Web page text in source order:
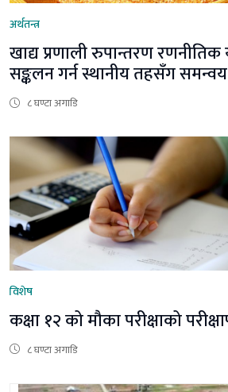
अर्थतन्त्र
खाद्य प्रणाली रुपान्तरण
सङ्कलन गर्न स्थानीय तहसँग
८ घण्टा अगाडि
विशेष
कक्षा १२ को मौका परीक्षाको
८ घण्टा अगाडि